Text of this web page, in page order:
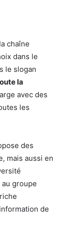
chaîne
dans le
le slogan
la
avec des
les
des
mais aussi en
groupe
de